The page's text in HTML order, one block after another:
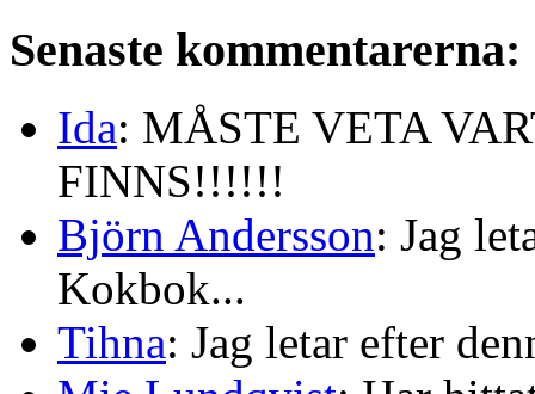
Senaste kommentarerna:
Ida: MÅSTE VETA
FINNS!!!!!!
Björn Andersson: Jag
Kokbok...
Tihna: Jag letar efter